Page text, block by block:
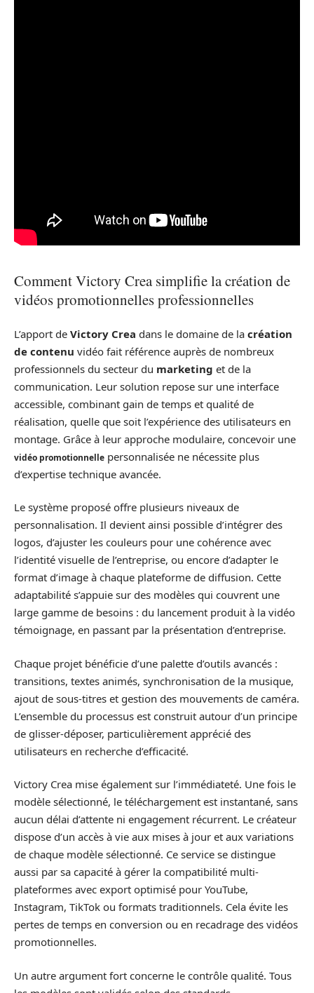
Comment Victory Crea simplifie la création de
vidéos promotionnelles professionnelles
L’apport de Victory Crea dans le domaine de la création
de contenu vidéo fait référence auprès de nombreux
professionnels du secteur du marketing et de la
communication. Leur solution repose sur une interface
accessible, combinant gain de temps et qualité de
réalisation, quelle que soit l’expérience des utilisateurs en
montage. Grâce à leur approche modulaire, concevoir une
vidéo promotionnelle personnalisée ne nécessite plus
d’expertise technique avancée.
Le système proposé offre plusieurs niveaux de
personnalisation. Il devient ainsi possible d’intégrer des
logos, d’ajuster les couleurs pour une cohérence avec
l’identité visuelle de l’entreprise, ou encore d’adapter le
format d’image à chaque plateforme de diffusion. Cette
adaptabilité s’appuie sur des modèles qui couvrent une
large gamme de besoins : du lancement produit à la vidéo
témoignage, en passant par la présentation d’entreprise.
Chaque projet bénéficie d’une palette d’outils avancés :
transitions, textes animés, synchronisation de la musique,
ajout de sous-titres et gestion des mouvements de caméra.
L’ensemble du processus est construit autour d’un principe
de glisser-déposer, particulièrement apprécié des
utilisateurs en recherche d’efficacité.
Victory Crea mise également sur l’immédiateté. Une fois le
modèle sélectionné, le téléchargement est instantané, sans
aucun délai d’attente ni engagement récurrent. Le créateur
dispose d’un accès à vie aux mises à jour et aux variations
de chaque modèle sélectionné. Ce service se distingue
aussi par sa capacité à gérer la compatibilité multi-
plateformes avec export optimisé pour YouTube,
Instagram, TikTok ou formats traditionnels. Cela évite les
pertes de temps en conversion ou en recadrage des vidéos
promotionnelles.
Un autre argument fort concerne le contrôle qualité. Tous